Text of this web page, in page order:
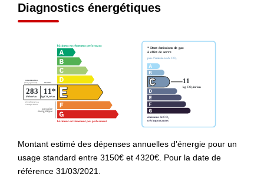
Diagnostics énergétiques
Montant estimé des dépenses annuelles d'énergie pour un
usage standard entre 3150€ et 4320€. Pour la date de
référence 31/03/2021.